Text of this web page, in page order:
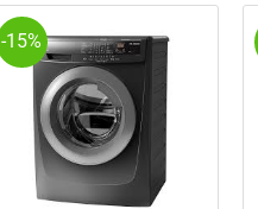
6.080.000₫.
-15%